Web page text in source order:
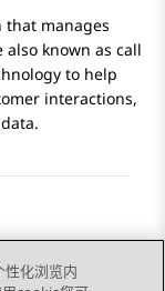
manages
known as call
to help
interactions,
性化浏览内